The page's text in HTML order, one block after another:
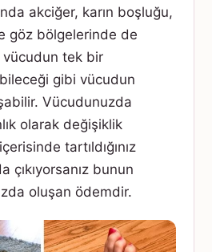
akciğer, karın boşluğu,
göz bölgelerinde de
tek bir
gibi vücudun
Vücudunuzda
olarak değişiklik
tartıldığınız
çıkıyorsanız bunun
oluşan ödemdir.